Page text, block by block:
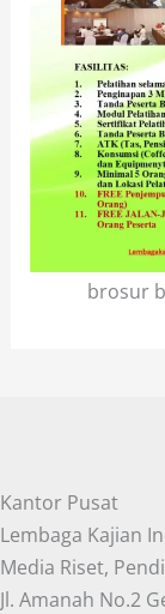
brosur
Kantor Pusat
Lembaga Kajian
Media Riset,
Jl. Amanah No.2